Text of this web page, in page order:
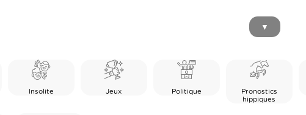
▼
Insolite Jeux Politique
Pronostics
hippiques